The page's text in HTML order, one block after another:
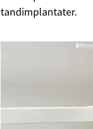
tandimplantater.